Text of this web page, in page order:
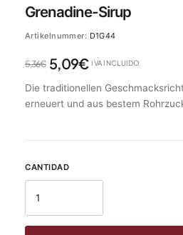
Grenadine-Sirup
5,36€ 5,09€ IVA INCLUIDO
Die traditionellen
erneuert und aus bestem
Artikelnummer: D1G44